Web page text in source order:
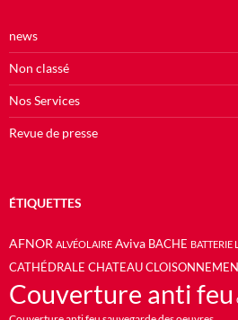
news
Non classé
Nos Services
Revue de presse
ÉTIQUETTES
AFNOR ALVÉOLAIRE Aviva BACHE BATTERIE
CATHÉDRALE CHATEAU
Couverture anti feu